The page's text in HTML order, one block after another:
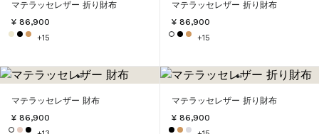
マテラッセレザー 折り財布
¥ 86,900
+15
マテラッセレザー 折り財布
¥ 86,900
+15
マテラッセレザー 財布
¥ 86,900
マテラッセレザー 折り財布
¥ 86,900